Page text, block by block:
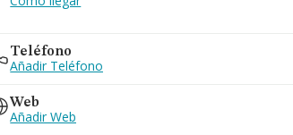
Teléfono
Añadir Teléfono
Web
Añadir Web